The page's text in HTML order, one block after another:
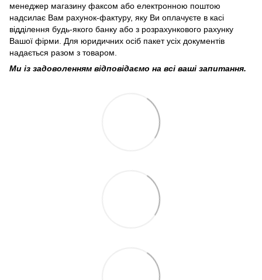
менеджер магазину факсом або електронною поштою
надсилає Вам рахунок-фактуру, яку Ви оплачуєте в касі
відділення будь-якого банку або з розрахункового рахунку
Вашої фірми. Для юридичних осіб пакет усіх документів
надається разом з товаром.
Ми із задоволенням відповідаємо на всі ваші запитання.